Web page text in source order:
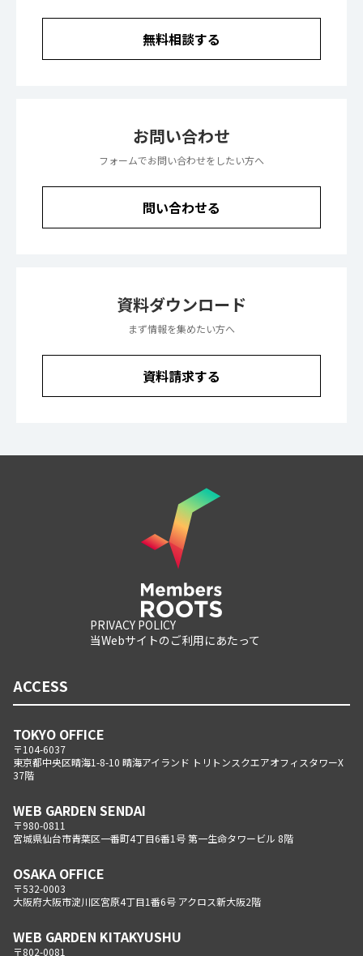
無料相談する
お問い合わせ
フォームでお問い合わせをしたい方へ
問い合わせる
資料ダウンロード
まず情報を集めたい方へ
資料請求する
PRIVACY POLICY
当Webサイトのご利用にあたって
ACCESS
TOKYO OFFICE
〒104-6037
東京都中央区晴海1-8-10 晴海アイランド トリトンスクエアオフィスタワーX
37階
WEB GARDEN SENDAI
〒980-0811
宮城県仙台市青葉区一番町4丁目6番1号 第一生命タワービル 8階
OSAKA OFFICE
〒532-0003
大阪府大阪市淀川区宮原4丁目1番6号 アクロス新大阪2階
WEB GARDEN KITAKYUSHU
〒802-0081